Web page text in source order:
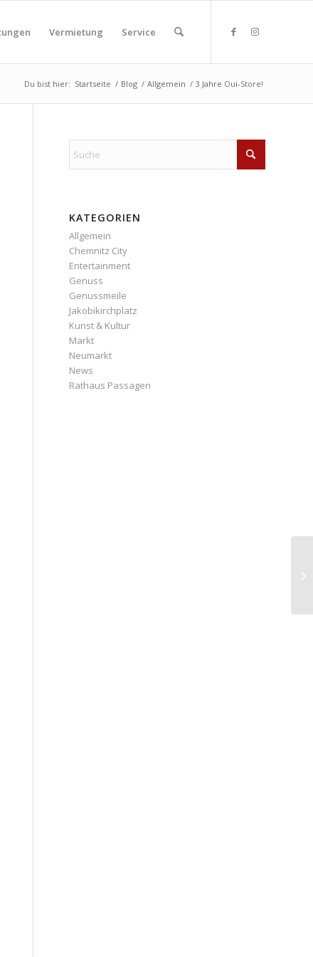
Vermietung Service
Du bist hier: Startseite / Blog / Allgemein / 3 Jahre Oui-Store!
KATEGORIEN
Allgemein
Chemnitz City
Entertainment
Genuss
Genussmeile
Jakobikirchplatz
Kunst & Kultur
Markt
Neumarkt
News
Rathaus Passagen